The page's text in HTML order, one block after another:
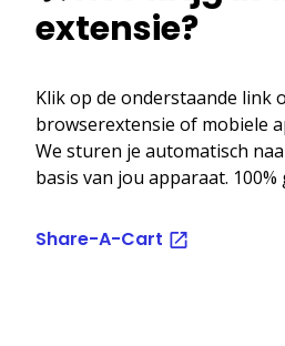
extensie?
Klik op de onderstaande link
browserextensie of mobiele
We sturen je automatisch
basis van jou apparaat. 100%
Share-A-Cart